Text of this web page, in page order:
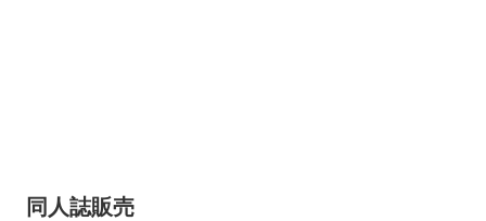
同人誌販売